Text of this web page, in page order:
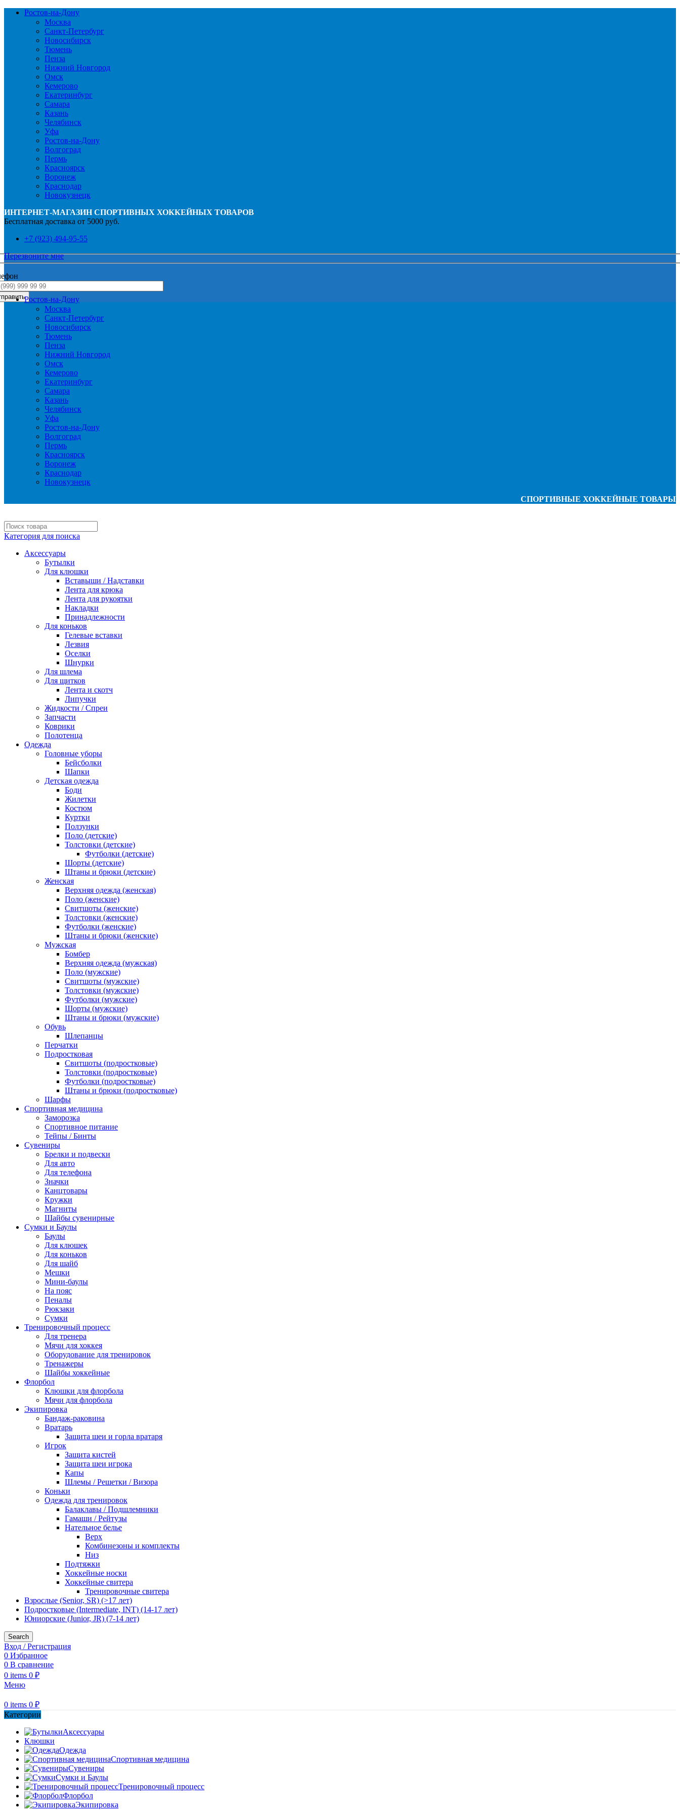
Ростов-на-Дону
Москва
Санкт-Петербург
Новосибирск
Тюмень
Пенза
Нижний Новгород
Омск
Кемерово
Екатеринбург
Самара
Казань
Челябинск
Уфа
Ростов-на-Дону
Волгоград
Пермь
Красноярск
Воронеж
Краснодар
Новокузнецк
ИНТЕРНЕТ-МАГАЗИН СПОРТИВНЫХ ХОККЕЙНЫХ ТОВАРОВ
Бесплатная доставка от 5000 руб.
+7 (923) 494-95-55
Перезвоните мне
Ростов-на-Дону
Москва
Санкт-Петербург
Новосибирск
Тюмень
Пенза
Нижний Новгород
Омск
Кемерово
Екатеринбург
Самара
Казань
Челябинск
Уфа
Ростов-на-Дону
Волгоград
Пермь
Красноярск
Воронеж
Краснодар
Новокузнецк
СПОРТИВНЫЕ ХОККЕЙНЫЕ ТОВАРЫ
Категория для поиска
Аксессуары
Бутылки
Для клюшки
Вставыши / Надставки
Лента для крюка
Лента для рукоятки
Накладки
Принадлежности
Для коньков
Гелевые вставки
Лезвия
Оселки
Шнурки
Для шлема
Для щитков
Лента и скотч
Липучки
Жидкости / Спреи
Запчасти
Коврики
Полотенца
Одежда
Головные уборы
Бейсболки
Шапки
Детская одежда
Боди
Жилетки
Костюм
Куртки
Ползунки
Поло (детские)
Толстовки (детские)
Футболки (детские)
Шорты (детские)
Штаны и брюки (детские)
Женская
Верхняя одежда (женская)
Поло (женские)
Свитшоты (женские)
Толстовки (женские)
Футболки (женские)
Штаны и брюки (женские)
Мужская
Бомбер
Верхняя одежда (мужская)
Поло (мужские)
Свитшоты (мужские)
Толстовки (мужские)
Футболки (мужские)
Шорты (мужские)
Штаны и брюки (мужские)
Обувь
Шлепанцы
Перчатки
Подростковая
Свитшоты (подростковые)
Толстовки (подростковые)
Футболки (подростковые)
Штаны и брюки (подростковые)
Шарфы
Спортивная медицина
Заморозка
Спортивное питание
Тейпы / Бинты
Сувениры
Брелки и подвески
Для авто
Для телефона
Значки
Канцтовары
Кружки
Магниты
Шайбы сувенирные
Сумки и Баулы
Баулы
Для клюшек
Для коньков
Для шайб
Мешки
Мини-баулы
На пояс
Пеналы
Рюкзаки
Сумки
Тренировочный процесс
Для тренера
Мячи для хоккея
Оборудование для тренировок
Тренажеры
Шайбы хоккейные
Флорбол
Клюшки для флорбола
Мячи для флорбола
Экипировка
Бандаж-раковина
Вратарь
Защита шеи и горла вратаря
Игрок
Защита кистей
Защита шеи игрока
Капы
Шлемы / Решетки / Визора
Коньки
Одежда для тренировок
Балаклавы / Подшлемники
Гамаши / Рейтузы
Нательное белье
Верх
Комбинезоны и комплекты
Низ
Подтяжки
Хоккейные носки
Хоккейные свитера
Тренировочные свитера
Взрослые (Senior, SR) (>17 лет)
Подростковые (Intermediate, INT) (14-17 лет)
Юниорские (Junior, JR) (7-14 лет)
Search
Вход / Регистрация
0 Избранное
0 В сравнение
0 items 0 ₽
Меню
0 items 0 ₽
Категории
Аксессуары
Клюшки
Одежда
Спортивная медицина
Сувениры
Сумки и Баулы
Тренировочный процесс
Флорбол
Экипировка